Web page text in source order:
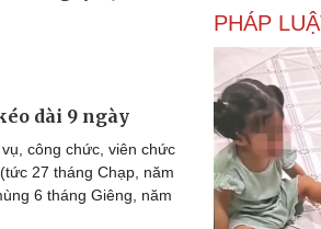
dài 9 ngày
công chức, viên chức
27 tháng Chạp, năm
6 tháng Giêng, năm
PHÁP